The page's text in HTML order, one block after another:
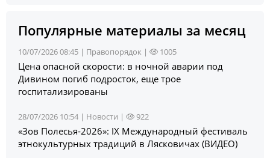
Популярные материалы за месяц
10/07/2026 08:45 | Правопорядок | 1005
Цена опасной скорости: в ночной аварии под
Дивином погиб подросток, еще трое
госпитализированы
28/07/2026 10:54 | Новости | 922
«Зов Полесья‑2026»: IX Международный фестиваль
этнокультурных традиций в Лясковичах (ВИДЕО)